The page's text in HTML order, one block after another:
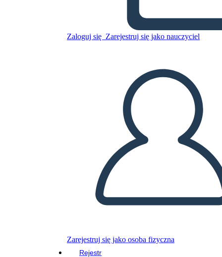
Zaloguj się Zarejestruj się jako nauczyciel
Zarejestruj się jako osoba fizyczna
Rejestr
Skopiuj tę scenorys
ODTWARZANIE POKAZU SLAJDÓW
PRZECZYTAJ MI